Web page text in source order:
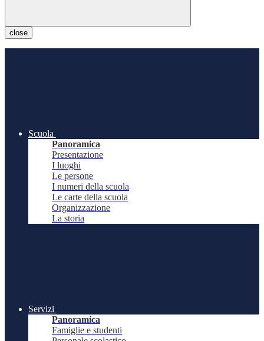
close
Scuola
Panoramica
Presentazione
I luoghi
Le persone
I numeri della scuola
Le carte della scuola
Organizzazione
La storia
Servizi
Panoramica
Famiglie e studenti